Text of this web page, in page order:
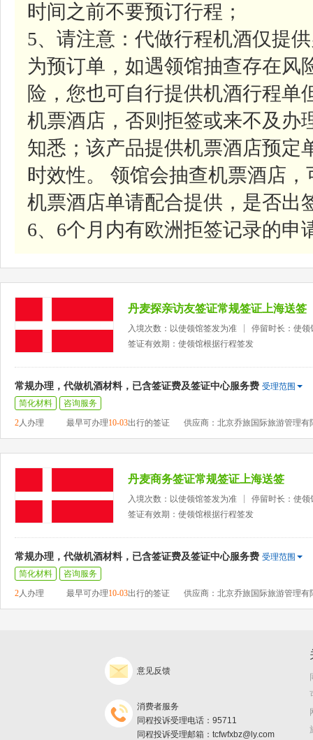
时间之前不要预订行程；
5、请注意：代做行程机酒仅提
为预订单，如遇领馆抽查存在风
险，您也可自行提供机酒行程单
机票酒店，否则拒签或来不及办
知悉；该产品提供机票酒店预定
时效性。 领馆会抽查机票酒店
机票酒店单请配合提供，是否出
6、6个月内有欧洲拒签记录的申
丹麦探亲访友签证常规签证上海送签
入境次数：以使领馆签发为准
停留时长：使领
签证有效期：使领馆根据行程签发
常规办理，代做机酒材料，已含签证费及签证中心服务费 受理范围
简化材料
咨询服务
2人办理 最早可办理10-03出行的签证 供应商：北京乔旅国际旅游管理有
丹麦商务签证常规签证上海送签
入境次数：以使领馆签发为准
停留时长：使领
签证有效期：使领馆根据行程签发
常规办理，代做机酒材料，已含签证费及签证中心服务费 受理范围
简化材料
咨询服务
2人办理 最早可办理10-03出行的签证 供应商：北京乔旅国际旅游管理有
意见反馈
消费者服务
同程投诉受理电话：95711
同程投诉受理邮箱：tcfwfxbz@ly.com